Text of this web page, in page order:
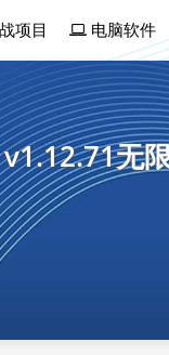
项目 电脑软件
无